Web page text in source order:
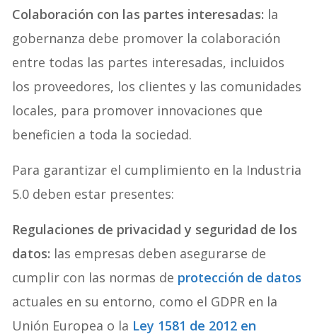
Colaboración con las partes interesadas: la
gobernanza debe promover la colaboración
entre todas las partes interesadas, incluidos
los proveedores, los clientes y las comunidades
locales, para promover innovaciones que
beneficien a toda la sociedad.
Para garantizar el cumplimiento en la Industria
5.0 deben estar presentes:
Regulaciones de privacidad y seguridad de los
datos: las empresas deben asegurarse de
cumplir con las normas de protección de datos
actuales en su entorno, como el GDPR en la
Unión Europea o la Ley 1581 de 2012 en